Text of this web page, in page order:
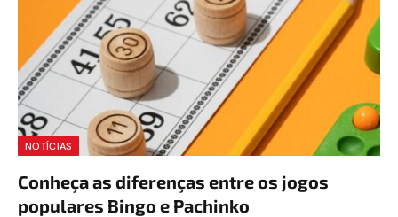
NOTÍCIAS
Conheça as diferenças entre os jogos
populares Bingo e Pachinko